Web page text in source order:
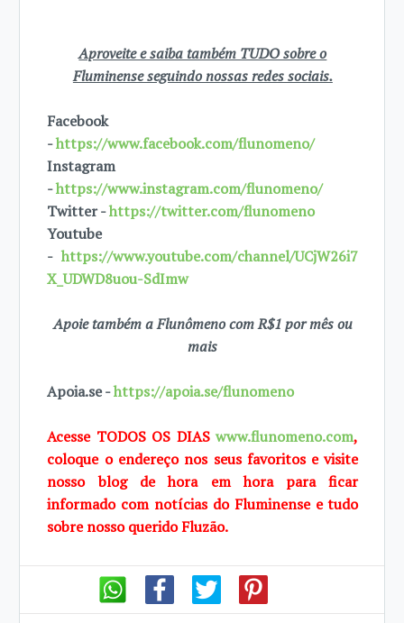
Aproveite e saiba também TUDO sobre o
Fluminense seguindo nossas redes sociais.
Facebook
-https://www.facebook.com/flunomeno/
Instagram
-https://www.instagram.com/flunomeno/
Twitter -https://twitter.com/flunomeno
Youtube
-https://www.youtube.com/channel/UCjW26i7
X_UDWD8uou-SdImw
Apoie também a Flunômeno com R$1 por mês ou
mais
Apoia.se -https://apoia.se/flunomeno
Acesse TODOS OS DIASwww.flunomeno.com,
coloque o endereço nos seus favoritos e visite
nosso blog de hora em hora para ficar
informado com notícias do Fluminense e tudo
sobre nosso querido Fluzão.